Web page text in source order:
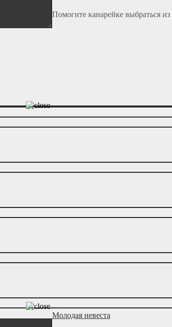
Помогите канарейке выбраться
Молодая невеста